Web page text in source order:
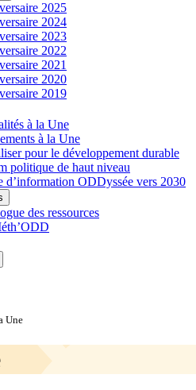
2025
2024
2023
2022
2021
2020
2019
à la Une
à la Une
pour le développement durable
politique de haut niveau
d’information ODDyssée vers 2030
des ressources
Une